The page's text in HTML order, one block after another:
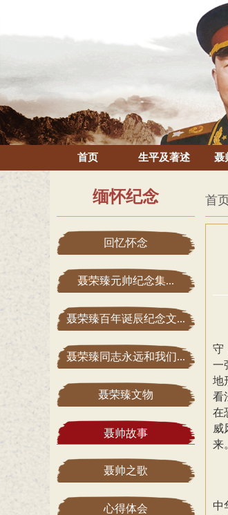
首页 生平及著述 聂
缅怀纪念
回忆怀念
聂荣臻元帅纪念集...
聂荣臻百年诞辰纪念文...
聂荣臻同志永远和我们...
聂荣臻文物
聂帅故事
聂帅之歌
心得体会
首
守
一
地
看
在
威
来
中